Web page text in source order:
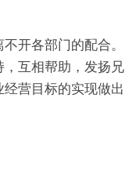
开各部门的配合。
互相帮助，发扬兄
营目标的实现做出